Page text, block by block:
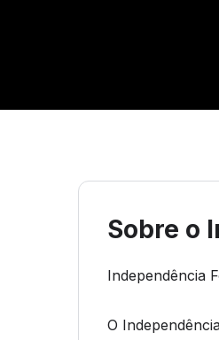
Sobre o
Independência
O